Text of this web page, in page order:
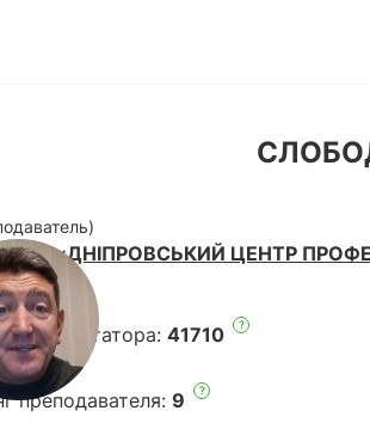
«ДНІПРОВСЬКИЙ ЦЕНТР
Днепр
комментатора: 41710 ?
преподавателя: 9 ?